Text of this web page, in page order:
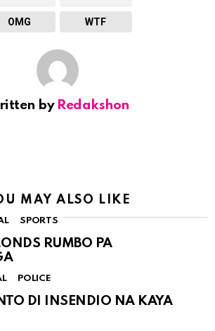
OMG WTF
by Redakshon
MAY ALSO LIKE
SPORTS
RUMBO PA
POLICE
DI INSENDIO NA KAYA